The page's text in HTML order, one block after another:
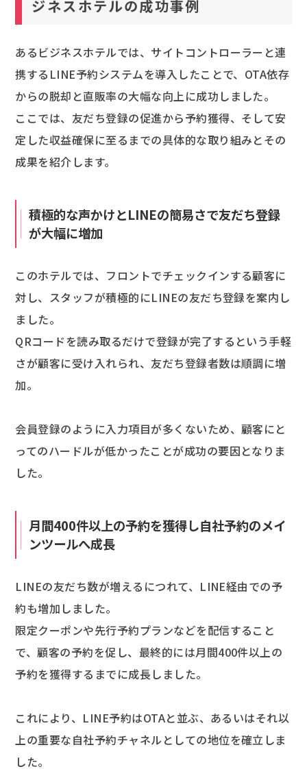
ジネスホテルの成功事例
あるビジネスホテルでは、サイトコントローラーと連
携するLINE予約システムを導入したことで、OTA依存
からの脱却と直販率の大幅な向上に成功しました。
ここでは、友だち登録の促進から予約獲得、そして安
定した収益確保に至るまでの具体的な取り組みとその
成果を紹介します。
積極的な声かけとLINEの簡易さで友だち登録
が大幅に増加
このホテルでは、フロントでチェックインする顧客に
対し、スタッフが積極的にLINEの友だち登録を案内し
ました。
QRコードを読み取るだけで登録が完了するという手軽
さが顧客に受け入れられ、友だち登録者数は順調に増
加。
会員登録のように入力項目が多くないため、顧客にと
ってのハードルが低かったことが成功の要因となりま
した。
月間400件以上の予約を獲得し自社予約のメイ
ンツールへ成長
LINEの友だち数が増えるにつれて、LINE経由での予
約も増加しました。
限定クーポンや先行予約プランなどを配信すること
で、顧客の予約を促し、最終的には月間400件以上の
予約を獲得するまでに成長しました。
これにより、LINE予約はOTAと並ぶ、あるいはそれ以
上の重要な自社予約チャネルとしての地位を確立しま
した。